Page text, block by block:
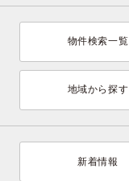
物件検索一覧
地域から探す
新着情報